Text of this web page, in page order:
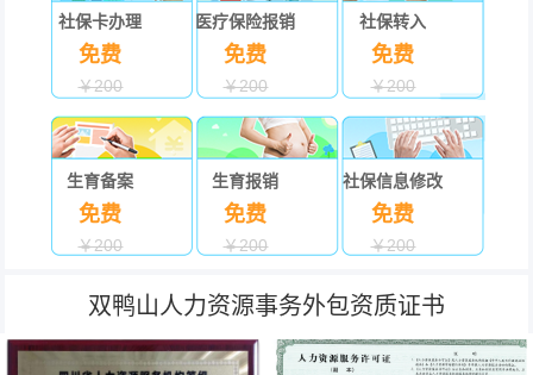
社保卡办理
免费
￥200
医疗保险报销
免费
￥200
社保转入
免费
￥200
生育备案
免费
￥200
生育报销
免费
￥200
社保信息修改
免费
￥200
双鸭山人力资源事务外包资质证书